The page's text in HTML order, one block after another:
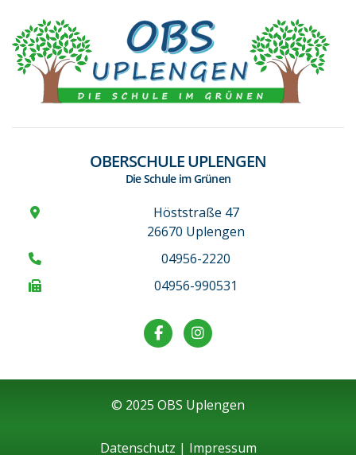
OBERSCHULE UPLENGEN
Die Schule im Grünen
Höststraße 47
26670 Uplengen
04956-2220
04956-990531
© 2025 OBS Uplengen
Datenschutz | Impressum